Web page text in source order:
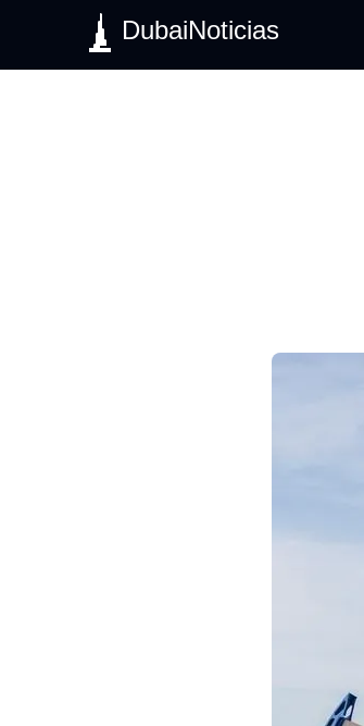
DubaiNoticias